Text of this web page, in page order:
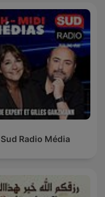
Sud Radio Média